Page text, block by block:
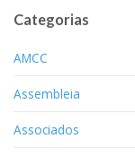
Categorias
AMCC
Assembleia
Associados